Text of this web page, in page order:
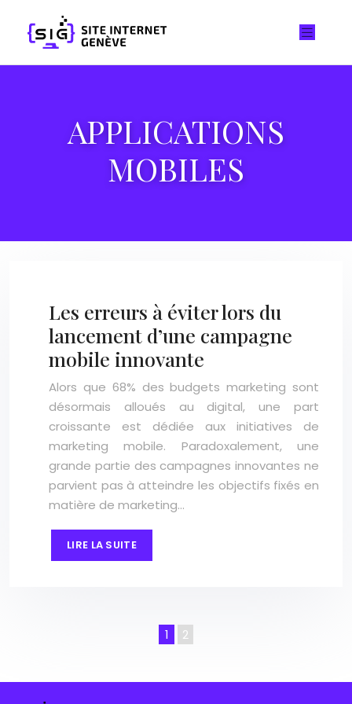
APPLICATIONS
MOBILES
Les erreurs à éviter lors du
lancement d’une campagne
mobile innovante
Alors que 68% des budgets marketing sont
désormais alloués au digital, une part
croissante est dédiée aux initiatives de
marketing mobile. Paradoxalement, une
grande partie des campagnes innovantes ne
parvient pas à atteindre les objectifs fixés en
matière de marketing…
LIRE LA SUITE
1 2